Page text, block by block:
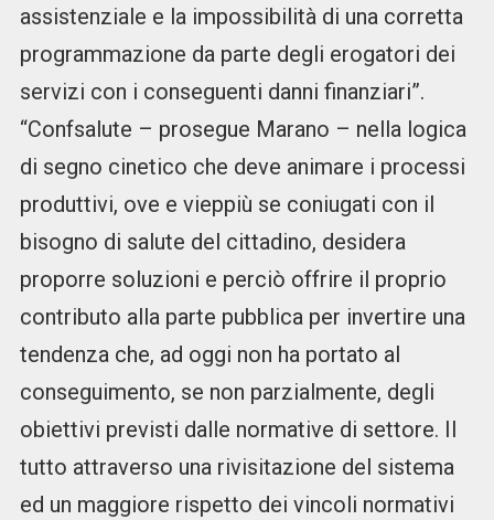
assistenziale e la impossibilità di una corretta
programmazione da parte degli erogatori dei
servizi con i conseguenti danni finanziari”.
“Confsalute – prosegue Marano – nella logica
di segno cinetico che deve animare i processi
produttivi, ove e vieppiù se coniugati con il
bisogno di salute del cittadino, desidera
proporre soluzioni e perciò offrire il proprio
contributo alla parte pubblica per invertire una
tendenza che, ad oggi non ha portato al
conseguimento, se non parzialmente, degli
obiettivi previsti dalle normative di settore. Il
tutto attraverso una rivisitazione del sistema
ed un maggiore rispetto dei vincoli normativi